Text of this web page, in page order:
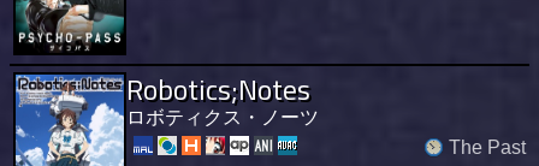
Robotics;Notes
ロボティクス・ノーツ
The Past